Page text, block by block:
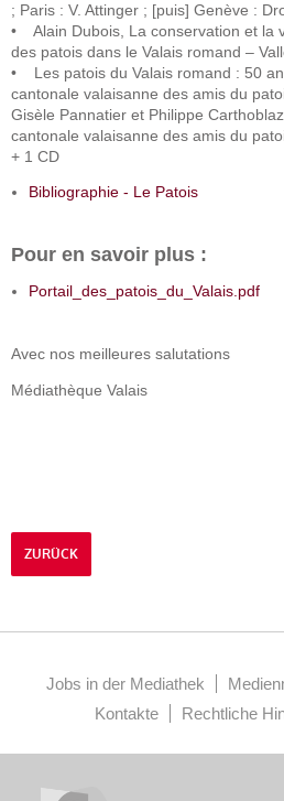
; Paris : V. Attinger ; [puis] Genève :
• Alain Dubois, La conservation et la
des patois dans le Valais romand –
• Les patois du Valais romand : 50
cantonale valaisanne des amis du
Gisèle Pannatier et Philippe
cantonale valaisanne des amis du
+ 1 CD
Bibliographie - Le Patois
Pour en savoir plus :
Portail_des_patois_du_Valais.pdf
Avec nos meilleures salutations
Médiathèque Valais
ZURÜCK
Jobs in der Mediathek
Kontakte
Rechtliche